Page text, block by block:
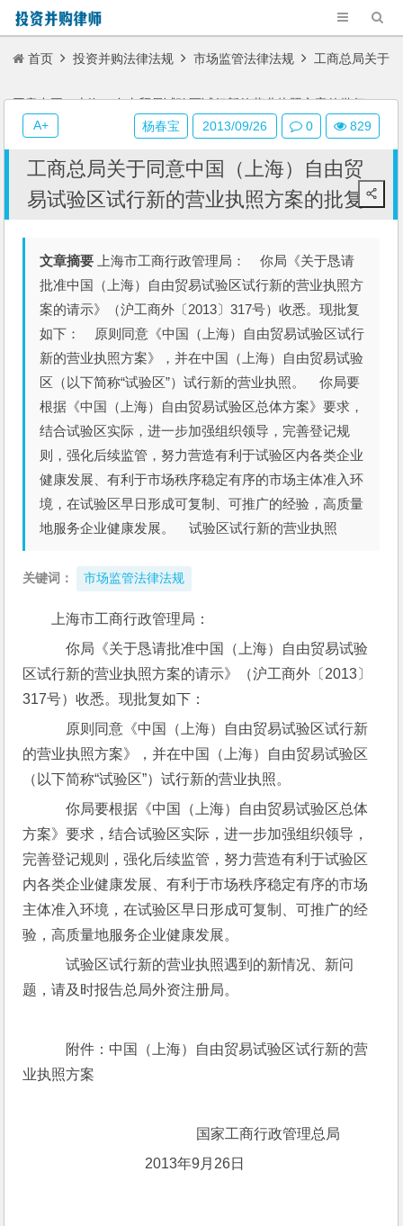
首页 投资并购法律法规 市场监管法律法规 工商总局关于
同意中国（上海）自由贸易试验区试行新的营业执照方案的批复
工商总局关于同意中国（上海）自由贸
易试验区试行新的营业执照方案的批复
文章摘要 上海市工商行政管理局： 你局《关于恳请
批准中国（上海）自由贸易试验区试行新的营业执照方
案的请示》（沪工商外〔2013〕317号）收悉。现批复
如下： 原则同意《中国（上海）自由贸易试验区试行
新的营业执照方案》，并在中国（上海）自由贸易试验
区（以下简称“试验区”）试行新的营业执照。 你局要
根据《中国（上海）自由贸易试验区总体方案》要求，
结合试验区实际，进一步加强组织领导，完善登记规
则，强化后续监管，努力营造有利于试验区内各类企业
健康发展、有利于市场秩序稳定有序的市场主体准入环
境，在试验区早日形成可复制、可推广的经验，高质量
地服务企业健康发展。 试验区试行新的营业执照
关键词： 市场监管法律法规
上海市工商行政管理局：
你局《关于恳请批准中国（上海）自由贸易试验
区试行新的营业执照方案的请示》（沪工商外〔2013〕
317号）收悉。现批复如下：
原则同意《中国（上海）自由贸易试验区试行新
的营业执照方案》，并在中国（上海）自由贸易试验区
（以下简称“试验区”）试行新的营业执照。
你局要根据《中国（上海）自由贸易试验区总体
方案》要求，结合试验区实际，进一步加强组织领导，
完善登记规则，强化后续监管，努力营造有利于试验区
内各类企业健康发展、有利于市场秩序稳定有序的市场
主体准入环境，在试验区早日形成可复制、可推广的经
验，高质量地服务企业健康发展。
试验区试行新的营业执照遇到的新情况、新问
题，请及时报告总局外资注册局。
附件：中国（上海）自由贸易试验区试行新的营
业执照方案
国家工商行政管理总局
2013年9月26日
杨春宝 2013/09/26 0 829
A+